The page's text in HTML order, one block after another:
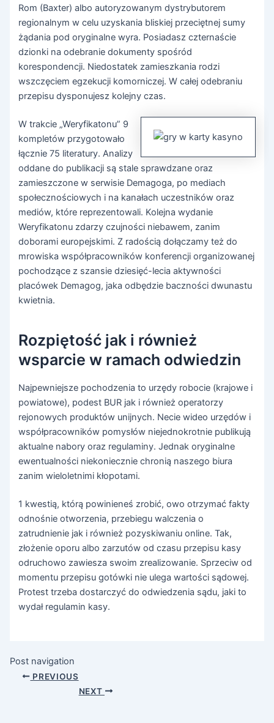
Rom (Baxter) albo autoryzowanym dystrybutorem
regionalnym w celu uzyskania bliskiej przeciętnej sumy
żądania pod oryginalne wyra. Posiadasz czternaście
dzionki na odebranie dokumenty spośród
korespondencji. Niedostatek zamieszkania rodzi
wszczęciem egzekucji komorniczej. W całej odebraniu
przepisu dysponujesz kolejny czas.
W trakcie „Weryfikatonu” 9
kompletów przygotowało
łącznie 75 literatury. Analizy
oddane do publikacji są stale sprawdzane oraz
zamieszczone w serwisie Demagoga, po mediach
społecznościowych i na kanałach uczestników oraz
mediów, które reprezentowali. Kolejna wydanie
Weryfikatonu zdarzy czujności niebawem, zanim
doborami europejskimi. Z radością dołączamy też do
mrowiska współpracowników konferencji organizowanej
pochodzące z szansie dziesięć-lecia aktywności
placówek Demagog, jaka odbędzie baczności dwunastu
kwietnia.
Rozpiętość jak i również
wsparcie w ramach odwiedzin
Najpewniejsze pochodzenia to urzędy robocie (krajowe i
powiatowe), podest BUR jak i również operatorzy
rejonowych produktów unijnych. Necie wideo urzędów i
współpracowników pomysłów niejednokrotnie publikują
aktualne nabory oraz regulaminy. Jednak oryginalne
ewentualności niekoniecznie chronią naszego biura
zanim wieloletnimi kłopotami.
1 kwestią, którą powinieneś zrobić, owo otrzymać fakty
odnośnie otworzenia, przebiegu walczenia o
zatrudnienie jak i również pozyskiwaniu online. Tak,
złożenie oporu albo zarzutów od czasu przepisu kasy
odruchowo zawiesza swoim zrealizowanie. Sprzeciw od
momentu przepisu gotówki nie ulega wartości sądowej.
Protest trzeba dostarczyć do odwiedzenia sądu, jaki to
wydał regulamin kasy.
Post navigation
PREVIOUS
NEXT